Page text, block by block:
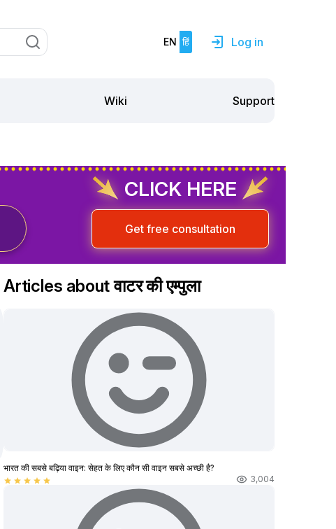
EN हिं Log in
Wiki Support
CLICK HERE
Get free consultation
Articles about वाटर की एम्पुला
भारत की सबसे बढ़िया वाइन: सेहत के लिए कौन सी वाइन सबसे अच्छी है?
star star star star star 3,004